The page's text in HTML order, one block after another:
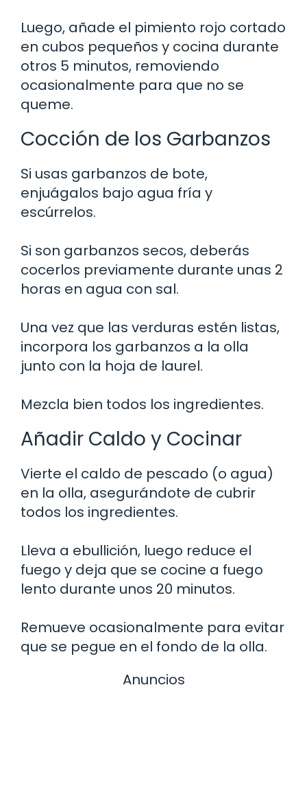
Luego, añade el pimiento rojo cortado
en cubos pequeños y cocina durante
otros 5 minutos, removiendo
ocasionalmente para que no se
queme.
Cocción de los Garbanzos
Si usas garbanzos de bote,
enjuágalos bajo agua fría y
escúrrelos.
Si son garbanzos secos, deberás
cocerlos previamente durante unas 2
horas en agua con sal.
Una vez que las verduras estén listas,
incorpora los garbanzos a la olla
junto con la hoja de laurel.
Mezcla bien todos los ingredientes.
Añadir Caldo y Cocinar
Vierte el caldo de pescado (o agua)
en la olla, asegurándote de cubrir
todos los ingredientes.
Lleva a ebullición, luego reduce el
fuego y deja que se cocine a fuego
lento durante unos 20 minutos.
Remueve ocasionalmente para evitar
que se pegue en el fondo de la olla.
Anuncios